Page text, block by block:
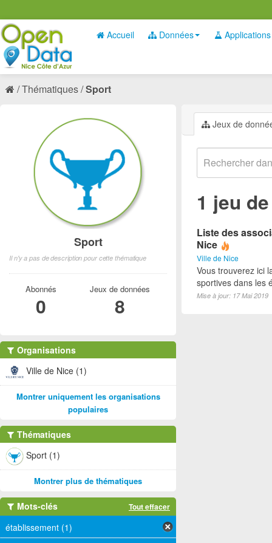
Accueil Données Applications
Thématiques Sport
Jeux de
1 jeu
Liste des
Nice
Ville de Nice
Vous trouverez ici
sportives dans les
Mise à jour: 17 Mai 2019
Sport
Il n'y a pas de description pour cette thématique
Abonnés
0
Jeux de données
8
Organisations
Ville de Nice (1)
Montrer uniquement les organisations
populaires
Thématiques
Sport (1)
Montrer plus de thématiques
Mots-clés Tout effacer
établissement (1)